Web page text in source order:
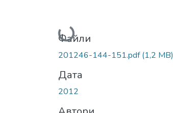
Вантажиться...
Файли
201246-144-151.pdf(1,2 MB)
Дата
2012